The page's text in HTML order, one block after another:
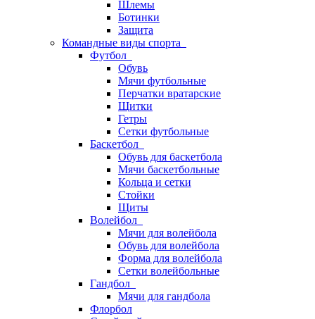
Шлемы
Ботинки
Защита
Командные виды спорта
Футбол
Обувь
Мячи футбольные
Перчатки вратарские
Щитки
Гетры
Сетки футбольные
Баскетбол
Обувь для баскетбола
Мячи баскетбольные
Кольца и сетки
Стойки
Щиты
Волейбол
Мячи для волейбола
Обувь для волейбола
Форма для волейбола
Сетки волейбольные
Гандбол
Мячи для гандбола
Флорбол